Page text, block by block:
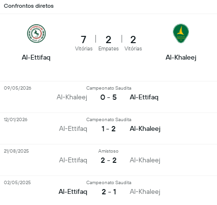
Confrontos diretos
Al-Ettifaq
7
Vitórias
2
Empates
2
Vitórias
Al-Khaleej
Al-Khaleej
Campeonato Saudita
0 - 5 Al-Ettifaq
09/05/2026
Al-Ettifaq
Campeonato Saudita
1 - 2 Al-Khaleej
12/01/2026
Al-Ettifaq
Amistoso
2 - 2 Al-Khaleej
21/08/2025
Al-Ettifaq
Campeonato Saudita
2 - 1 Al-Khaleej
02/05/2025